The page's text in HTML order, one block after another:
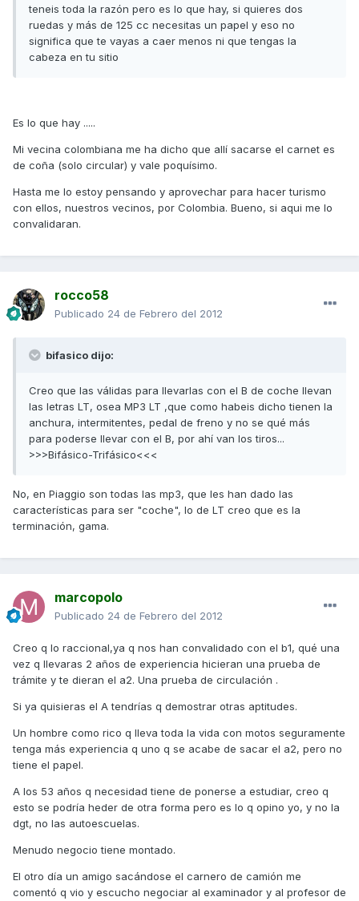
teneis toda la razón pero es lo que hay, si quieres dos
ruedas y más de 125 cc necesitas un papel y eso no
significa que te vayas a caer menos ni que tengas la
cabeza en tu sitio
Es lo que hay .....
Mi vecina colombiana me ha dicho que allí sacarse el carnet es
de coña (solo circular) y vale poquísimo.
Hasta me lo estoy pensando y aprovechar para hacer turismo
con ellos, nuestros vecinos, por Colombia. Bueno, si aqui me lo
convalidaran.
rocco58
Publicado 24 de Febrero del 2012
bifasico dijo:
Creo que las válidas para llevarlas con el B de coche llevan
las letras LT, osea MP3 LT ,que como habeis dicho tienen la
anchura, intermitentes, pedal de freno y no se qué más
para poderse llevar con el B, por ahí van los tiros...
>>>Bifásico-Trifásico<<<
No, en Piaggio son todas las mp3, que les han dado las
características para ser "coche", lo de LT creo que es la
terminación, gama.
marcopolo
Publicado 24 de Febrero del 2012
Creo q lo raccional,ya q nos han convalidado con el b1, qué una
vez q llevaras 2 años de experiencia hicieran una prueba de
trámite y te dieran el a2. Una prueba de circulación .
Si ya quisieras el A tendrías q demostrar otras aptitudes.
Un hombre como rico q lleva toda la vida con motos seguramente
tenga más experiencia q uno q se acabe de sacar el a2, pero no
tiene el papel.
A los 53 años q necesidad tiene de ponerse a estudiar, creo q
esto se podría heder de otra forma pero es lo q opino yo, y no la
dgt, no las autoescuelas.
Menudo negocio tiene montado.
El otro día un amigo sacándose el carnero de camión me
comentó q vio y escucho negociar al examinador y al profesor de